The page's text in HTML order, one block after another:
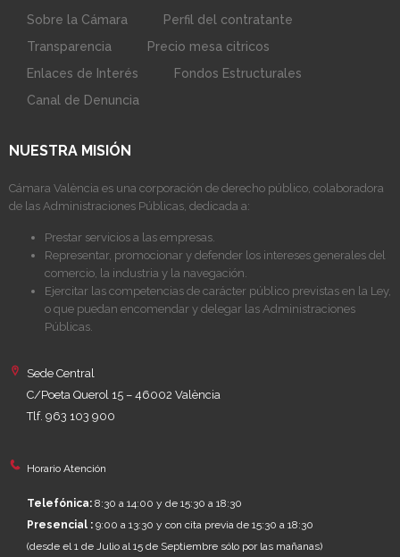
Sobre la Cámara
Perfil del contratante
Transparencia
Precio mesa citricos
Enlaces de Interés
Fondos Estructurales
Canal de Denuncia
NUESTRA MISIÓN
Cámara València es una corporación de derecho público, colaboradora
de las Administraciones Públicas, dedicada a:
Prestar servicios a las empresas.
Representar, promocionar y defender los intereses generales del
comercio, la industria y la navegación.
Ejercitar las competencias de carácter público previstas en la Ley,
o que puedan encomendar y delegar las Administraciones
Públicas.
Sede Central
C/Poeta Querol 15 – 46002 València
Tlf. 963 103 900
Horario Atención
Telefónica: 8:30 a 14:00 y de 15:30 a 18:30
Presencial : 9:00 a 13:30 y con cita previa de 15:30 a 18:30
(desde el 1 de Julio al 15 de Septiembre sólo por las mañanas)